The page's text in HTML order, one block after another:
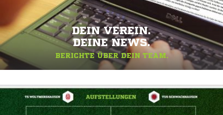
DEIN VEREIN.
DEINE NEWS.
BERICHTE ÜBER DEIN TEAM.